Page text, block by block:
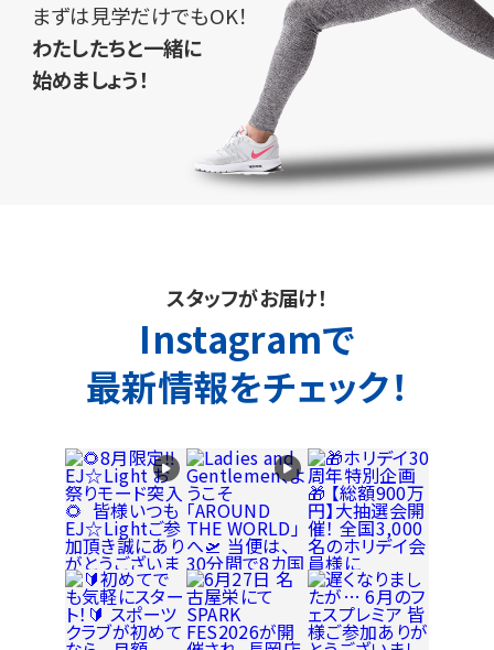
まずは見学だけでもOK！
わたしたちと一緒に
始めましょう！
スタッフがお届け！
Instagramで
最新情報をチェック！